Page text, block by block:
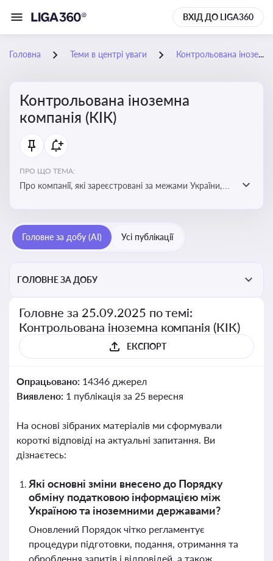
ВХІД ДО LIGA360
Головна Теми в центрі уваги Контрольована іноземна компанія (КІК)
Контрольована іноземна
компанія (КІК)
ПРО ЩО ТЕМА:
Про компанії, які зареєстровані за межами України,
органами України щодо своїх доходів і витрат
Головне за добу (AI) Усі публікації
ГОЛОВНЕ ЗА ДОБУ
Головне за 25.09.2025 по темі:
Контрольована іноземна компанія (КІК)
ЕКСПОРТ
Опрацьовано: 14346 джерел
Виявлено: 1 публікація за 25 вересня
На основі зібраних матеріалів ми сформували
короткі відповіді на актуальні запитання. Ви
дізнаєтесь:
Які основні зміни внесено до Порядку
обміну податковою інформацією між
Україною та іноземними державами?
Оновлений Порядок чітко регламентує
процедури підготовки, подання, отримання та
оброблення запитів і відповідей, а також